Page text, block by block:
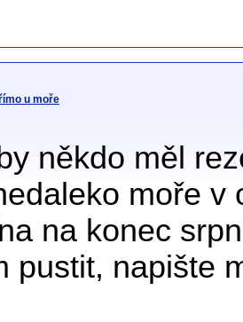
u moře
někdo měl
moře v
na konec
pustit, napište